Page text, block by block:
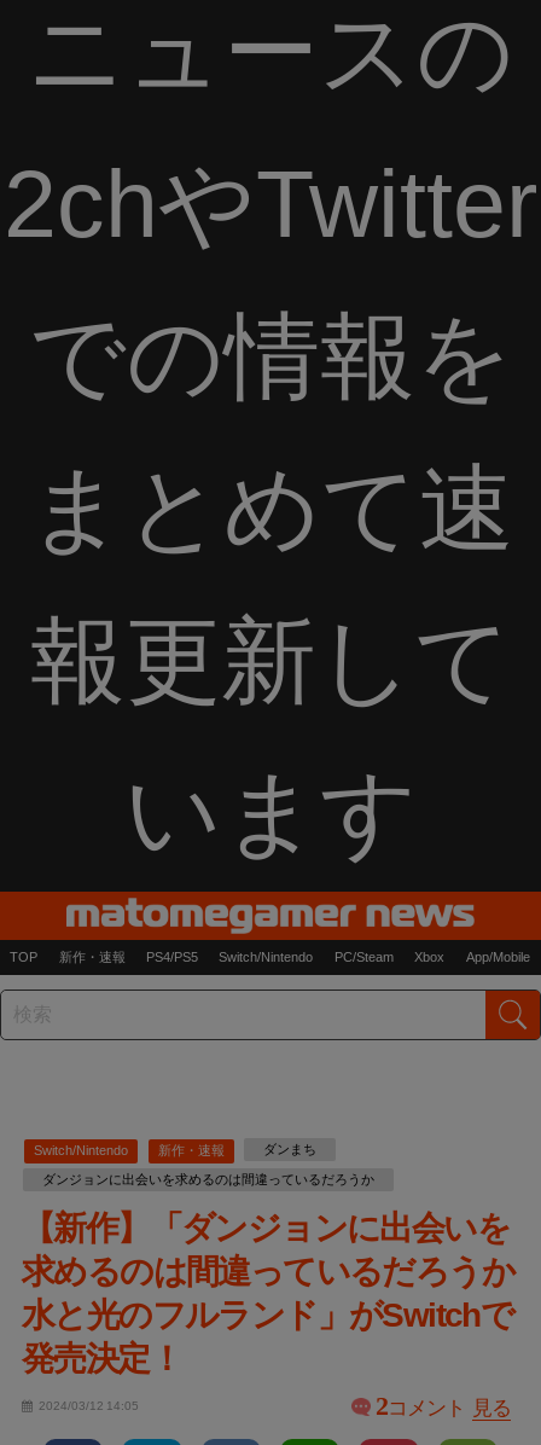
ニュースの
2chやTwitter
での情報を
まとめて速
報更新して
います
TOP 新作・速報 PS4/PS5 Switch/Nintendo PC/Steam Xbox App/Mobile
Switch/Nintendo 新作・速報 ダンまち
ダンジョンに出会いを求めるのは間違っているだろうか
【新作】「ダンジョンに出会いを
求めるのは間違っているだろうか
水と光のフルランド」がSwitchで
発売決定！
2024/03/12 14:05 2コメント 見る